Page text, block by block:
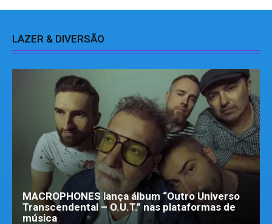
LAZER & DIVERSÃO
MACROPHONES lança álbum “Outro Universo
Transcendental – O.U.T.” nas plataformas de
música